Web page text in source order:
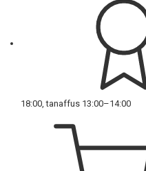
18:00, tanaffus 13:00–14:00